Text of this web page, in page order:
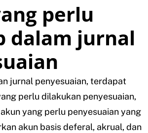
perlu
dalam jurnal
jurnal penyesuaian, terdapat
perlu dilakukan penyesuaian,
yang perlu penyesuaian yang
akun basis deferal, akrual, dan